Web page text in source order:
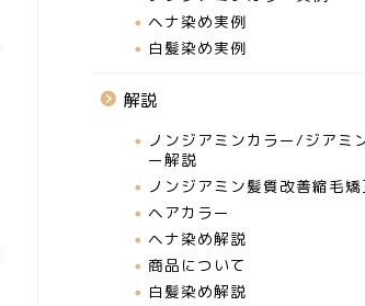
ヘナ染め実例
白髪染め実例
解説
ノンジアミンカラー/ジアミ
ー解説
ノンジアミン髪質改善縮毛矯
ヘアカラー
ヘナ染め解説
商品について
白髪染め解説